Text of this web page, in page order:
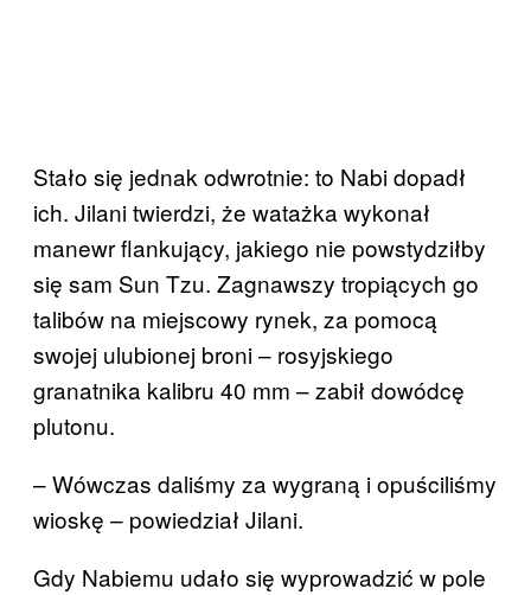
Stało się jednak odwrotnie: to Nabi dopadł
ich. Jilani twierdzi, że watażka wykonał
manewr flankujący, jakiego nie powstydziłby
się sam Sun Tzu. Zagnawszy tropiących go
talibów na miejscowy rynek, za pomocą
swojej ulubionej broni – rosyjskiego
granatnika kalibru 40 mm – zabił dowódcę
plutonu.
– Wówczas daliśmy za wygraną i opuściliśmy
wioskę – powiedział Jilani.
Gdy Nabiemu udało się wyprowadzić w pole